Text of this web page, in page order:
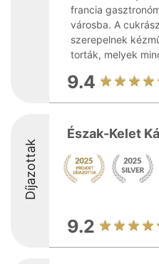
francia
városba. A
szerepelnek
torták, melyek
9.4
Díjazottak
Észak-Kelet
9.2